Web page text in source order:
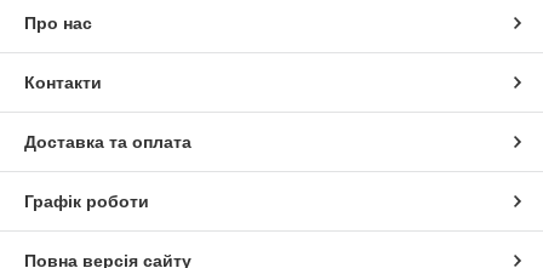
Про нас
Контакти
Доставка та оплата
Графік роботи
Повна версія сайту